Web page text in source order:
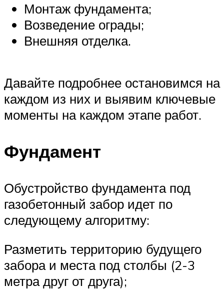
Монтаж фундамента;
Возведение ограды;
Внешняя отделка.
Давайте подробнее остановимся на
каждом из них и выявим ключевые
моменты на каждом этапе работ.
Фундамент
Обустройство фундамента под
газобетонный забор идет по
следующему алгоритму:
Разметить территорию будущего
забора и места под столбы (2-3
метра друг от друга);